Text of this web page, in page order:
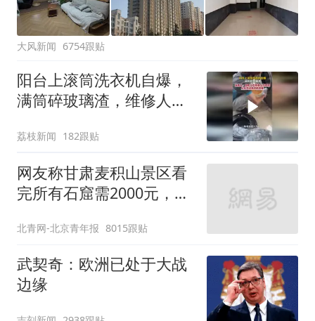
大风新闻 6754跟贴
阳台上滚筒洗衣机自爆，
满筒碎玻璃渣，维修人员
洗衣机自爆
荔枝新闻 182跟贴
网友称甘肃麦积山景区看
完所有石窟需2000元，景
护，游客可按需买
北青网-北京青年报 8015跟贴
武契奇：欧洲已处于大战
边缘